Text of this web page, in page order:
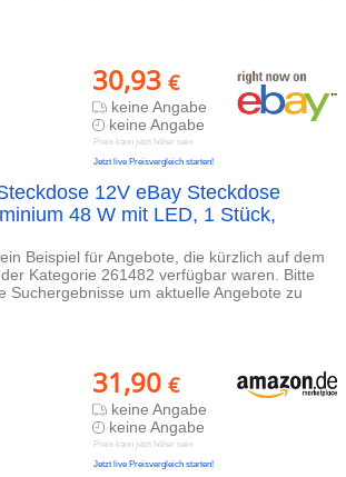
30,93 €
keine Angabe
keine Angabe
Preis kann jetzt höher sein
Jetzt live Preisvergleich starten!
12V eBay Steckdose
48 W mit LED, 1 Stück,
Beispiel für Angebote, die kürzlich auf dem
Kategorie 261482 verfügbar waren. Bitte
Suchergebnisse um aktuelle Angebote zu
31,90 €
keine Angabe
keine Angabe
Preis kann jetzt höher sein
Jetzt live Preisvergleich starten!